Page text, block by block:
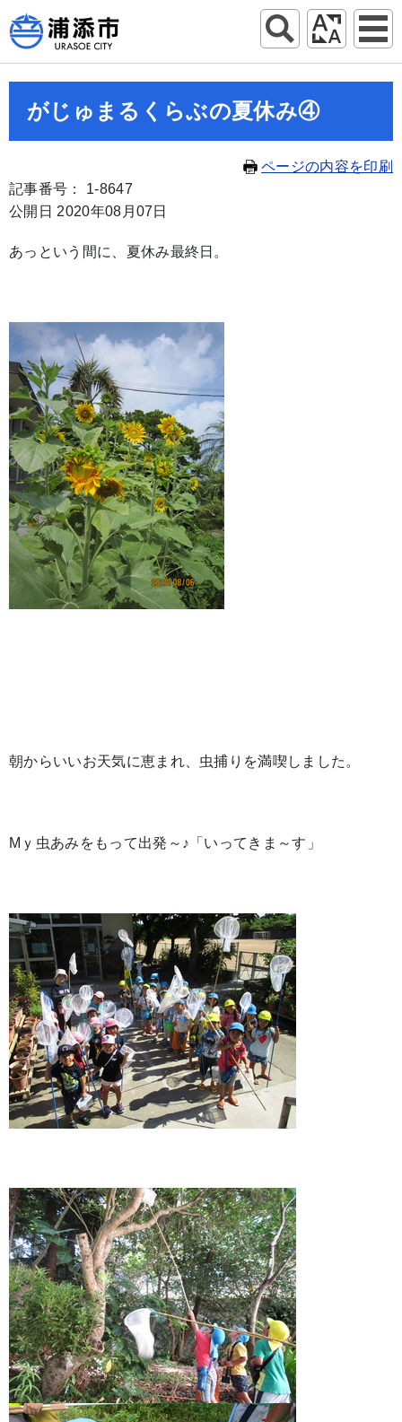
がじゅまるくらぶの夏休み④
ページの内容を印刷
記事番号： 1-8647
公開日 2020年08月07日
あっという間に、夏休み最終日。
朝からいいお天気に恵まれ、虫捕りを満喫しました。
Mｙ虫あみをもって出発～♪「いってきま～す」